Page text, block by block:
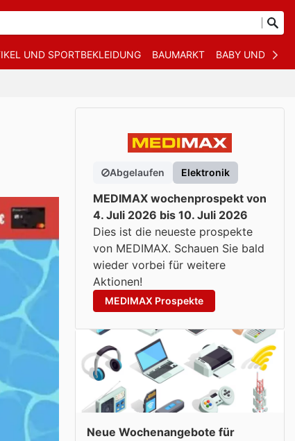
UND SPORTBEKLEIDUNG BAUMARKT BABY UND KIND
Abgelaufen Elektronik
MEDIMAX wochenprospekt von
4. Juli 2026 bis 10. Juli 2026
Dies ist die neueste prospekte
von MEDIMAX. Schauen Sie bald
wieder vorbei für weitere
Aktionen!
MEDIMAX Prospekte
Neue Wochenangebote für